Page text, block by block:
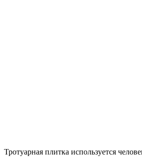
Тротуарная плитка используется